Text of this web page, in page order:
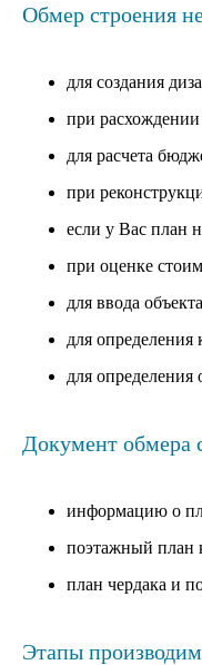
Обмер строения
для создания
при
для расчета
при
если у Вас план
при оценке
для ввода
для
для определения
Документ обмера
информацию о
поэтажный план
план чердака и
Этапы